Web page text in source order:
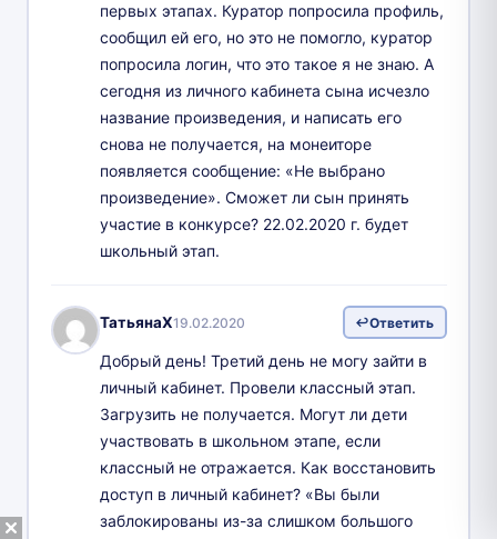
первых этапах. Куратор попросила профиль,
сообщил ей его, но это не помогло, куратор
попросила логин, что это такое я не знаю. А
сегодня из личного кабинета сына исчезло
название произведения, и написать его
снова не получается, на монеиторе
появляется сообщение: «Не выбрано
произведение». Сможет ли сын принять
участие в конкурсе? 22.02.2020 г. будет
школьный этап.
ТатьянаХ19.02.2020 Ответить
Добрый день! Третий день не могу зайти в
личный кабинет. Провели классный этап.
Загрузить не получается. Могут ли дети
участвовать в школьном этапе, если
классный не отражается. Как восстановить
доступ в личный кабинет? «Вы были
заблокированы из-за слишком большого